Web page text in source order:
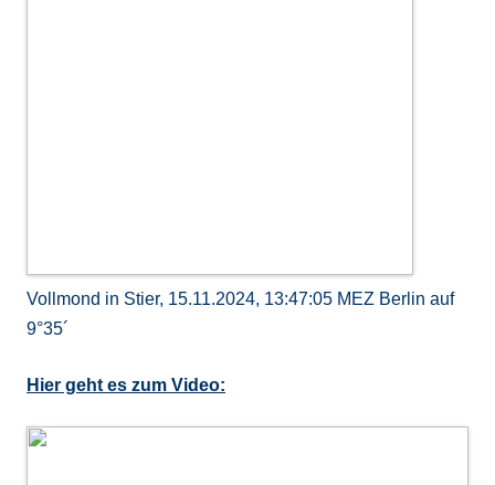
Vollmond in Stier, 15.11.2024, 13:47:05 MEZ Berlin auf
9°35´
Hier geht es zum Video: